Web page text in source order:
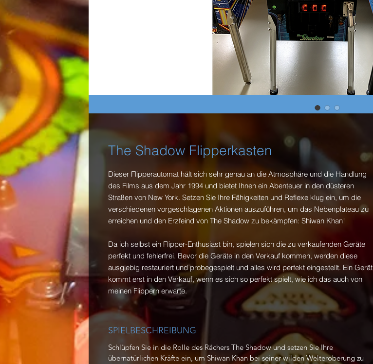
The Shadow Flipperkasten
Dieser Flipperautomat hält sich sehr genau an die Atmosphäre und die Handlung
des Films aus dem Jahr 1994 und bietet Ihnen ein Abenteuer in den düsteren
Straßen von New York. Setzen Sie Ihre Fähigkeiten und Reflexe klug ein, um die
verschiedenen vorgeschlagenen Aktionen auszuführen, um das Nebenplateau zu
erreichen und den Erzfeind von The Shadow zu bekämpfen: Shiwan Khan!
Da ich selbst ein Flipper-Enthusiast bin, spielen sich die zu verkaufenden Geräte
perfekt und fehlerfrei. Bevor die Geräte in den Verkauf kommen, werden diese
ausgiebig restauriert und probegespielt und alles wird perfekt eingestellt. Ein Gerät
kommt erst in den Verkauf, wenn es sich so perfekt spielt, wie ich das auch von
meinen Flippern erwarte.
SPIELBESCHREIBUNG
Schlüpfen Sie in die Rolle des Rächers The Shadow und setzen Sie Ihre
übernatürlichen Kräfte ein, um Shiwan Khan bei seiner wilden Welteroberung zu